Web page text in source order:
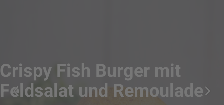
Crispy Fish Burger mit
Feldsalat und Remoulade